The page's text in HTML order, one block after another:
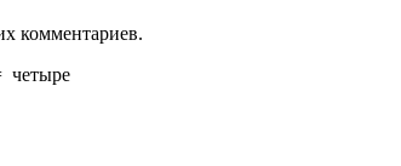
комментариев.
четыре